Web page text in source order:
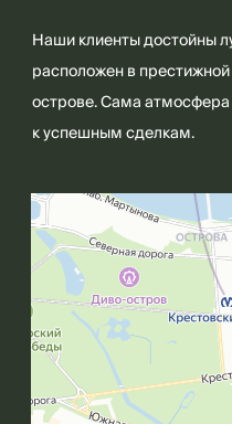
Наши клиенты достойны
расположен в
острове. Сама атмосфера
к успешным сделкам.